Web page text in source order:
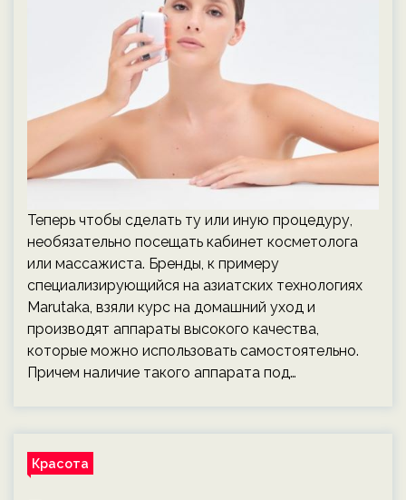
Теперь чтобы сделать ту или иную процедуру,
необязательно посещать кабинет косметолога
или массажиста. Бренды, к примеру
специализирующийся на азиатских технологиях
Marutaka, взяли курс на домашний уход и
производят аппараты высокого качества,
которые можно использовать самостоятельно.
Причем наличие такого аппарата под…
Красота